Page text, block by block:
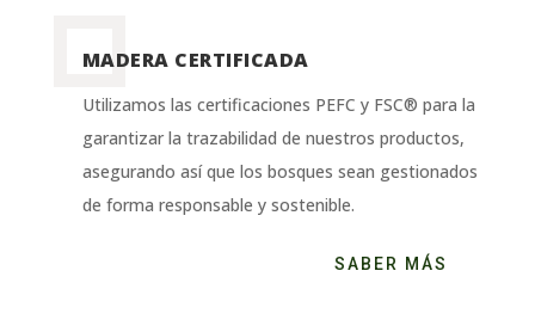
MADERA CERTIFICADA
Utilizamos las certificaciones PEFC y FSC® para la
garantizar la trazabilidad de nuestros productos,
asegurando así que los bosques sean gestionados
de forma responsable y sostenible.
SABER MÁS